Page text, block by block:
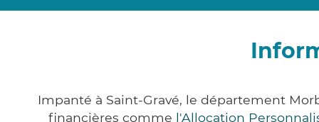
Impanté à Saint-Gravé, le département
financières comme l'Allocation